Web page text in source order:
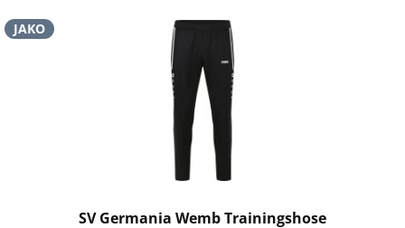
JAKO
SV Germania Wemb Trainingshose